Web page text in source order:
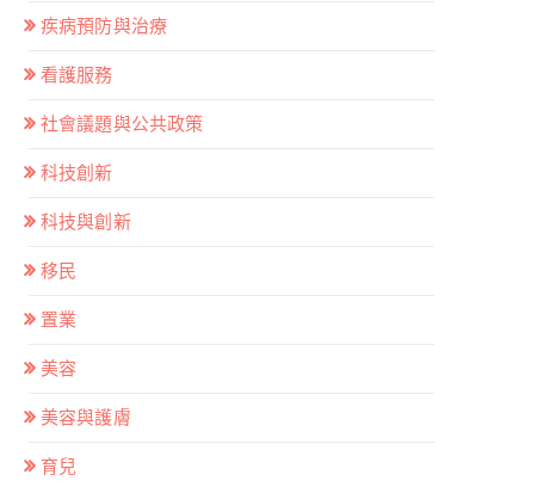
疾病預防與治療
看護服務
社會議題與公共政策
科技創新
科技與創新
移民
置業
美容
美容與護膚
育兒